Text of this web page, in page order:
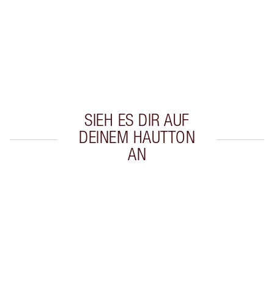
SIEH ES DIR AUF
DEINEM HAUTTON
AN